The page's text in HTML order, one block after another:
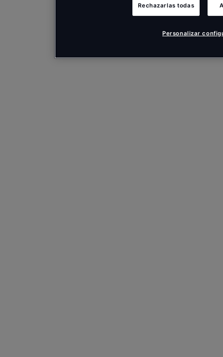
Rechazarlas todas
Personalizar